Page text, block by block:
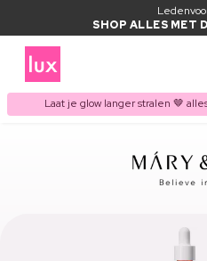
SHOP ALLES MET
Laat je glow langer stralen 🤎